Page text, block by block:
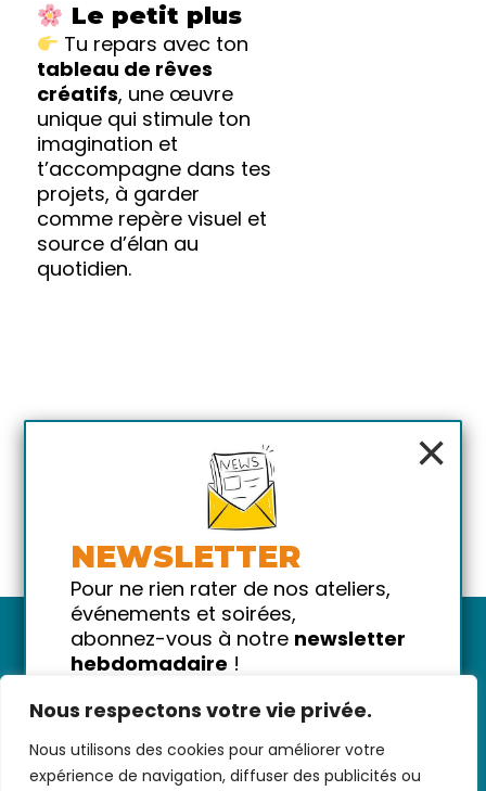
Nous respectons votre vie privée.
Nous utilisons des cookies pour améliorer votre
expérience de navigation, diffuser des publicités ou
Le petit plus
Tu repars avec ton
tableau de rêves
créatifs, une œuvre
unique qui stimule ton
imagination et
t’accompagne dans tes
projets, à garder
comme repère visuel et
source d’élan au
quotidien.
Nous contacter-CGV/CGU-Données
×
NEWSLETTER
Pour ne rien rater de nos ateliers,
événements et soirées,
abonnez-vous à notre newsletter
hebdomadaire !
!
Votre email